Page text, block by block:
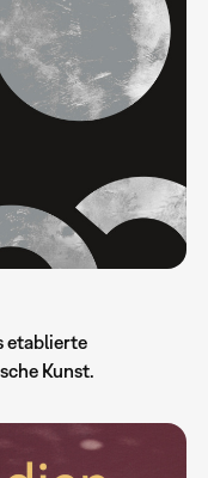
etablierte
Kunst.